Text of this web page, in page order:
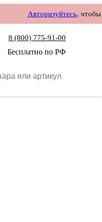
Авторизуйтесь, чтобы
8 (800) 775-91-00
Бесплатно по РФ